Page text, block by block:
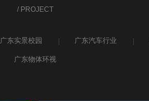
/ PROJECT
广东实景校园 广东汽车行业
广东物体环视